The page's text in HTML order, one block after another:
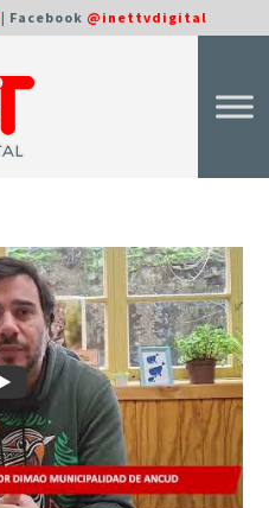
| Facebook @inettvdigital